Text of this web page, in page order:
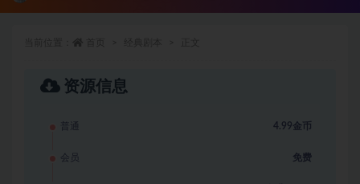
资源信息
普通 4.99金币
会员 免费